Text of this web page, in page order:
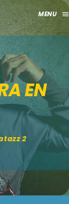
close
EN
2